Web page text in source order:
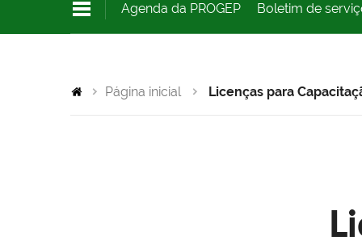
Agenda da PROGEP Boletim de
Página inicial Licenças para